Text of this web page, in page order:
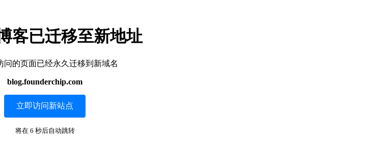
客已迁移至新地址
问的页面已经永久迁移到新域名
blog.founderchip.com
立即访问新站点
将在 6 秒后自动跳转